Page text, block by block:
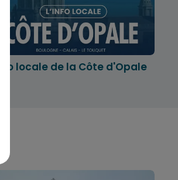
locale de la Côte d'Opale